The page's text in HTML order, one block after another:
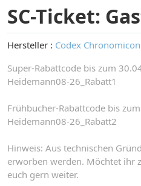
SC-Ticket:
Hersteller : Codex Chronomicon
Super-Rabattcode bis zum
Heidemann08-26_Rabatt1
Frühbucher-Rabattcode bis
Heidemann08-26_Rabatt2
Hinweis: Aus technischen
erworben werden. Möchtet ihr
euch gern weiter.